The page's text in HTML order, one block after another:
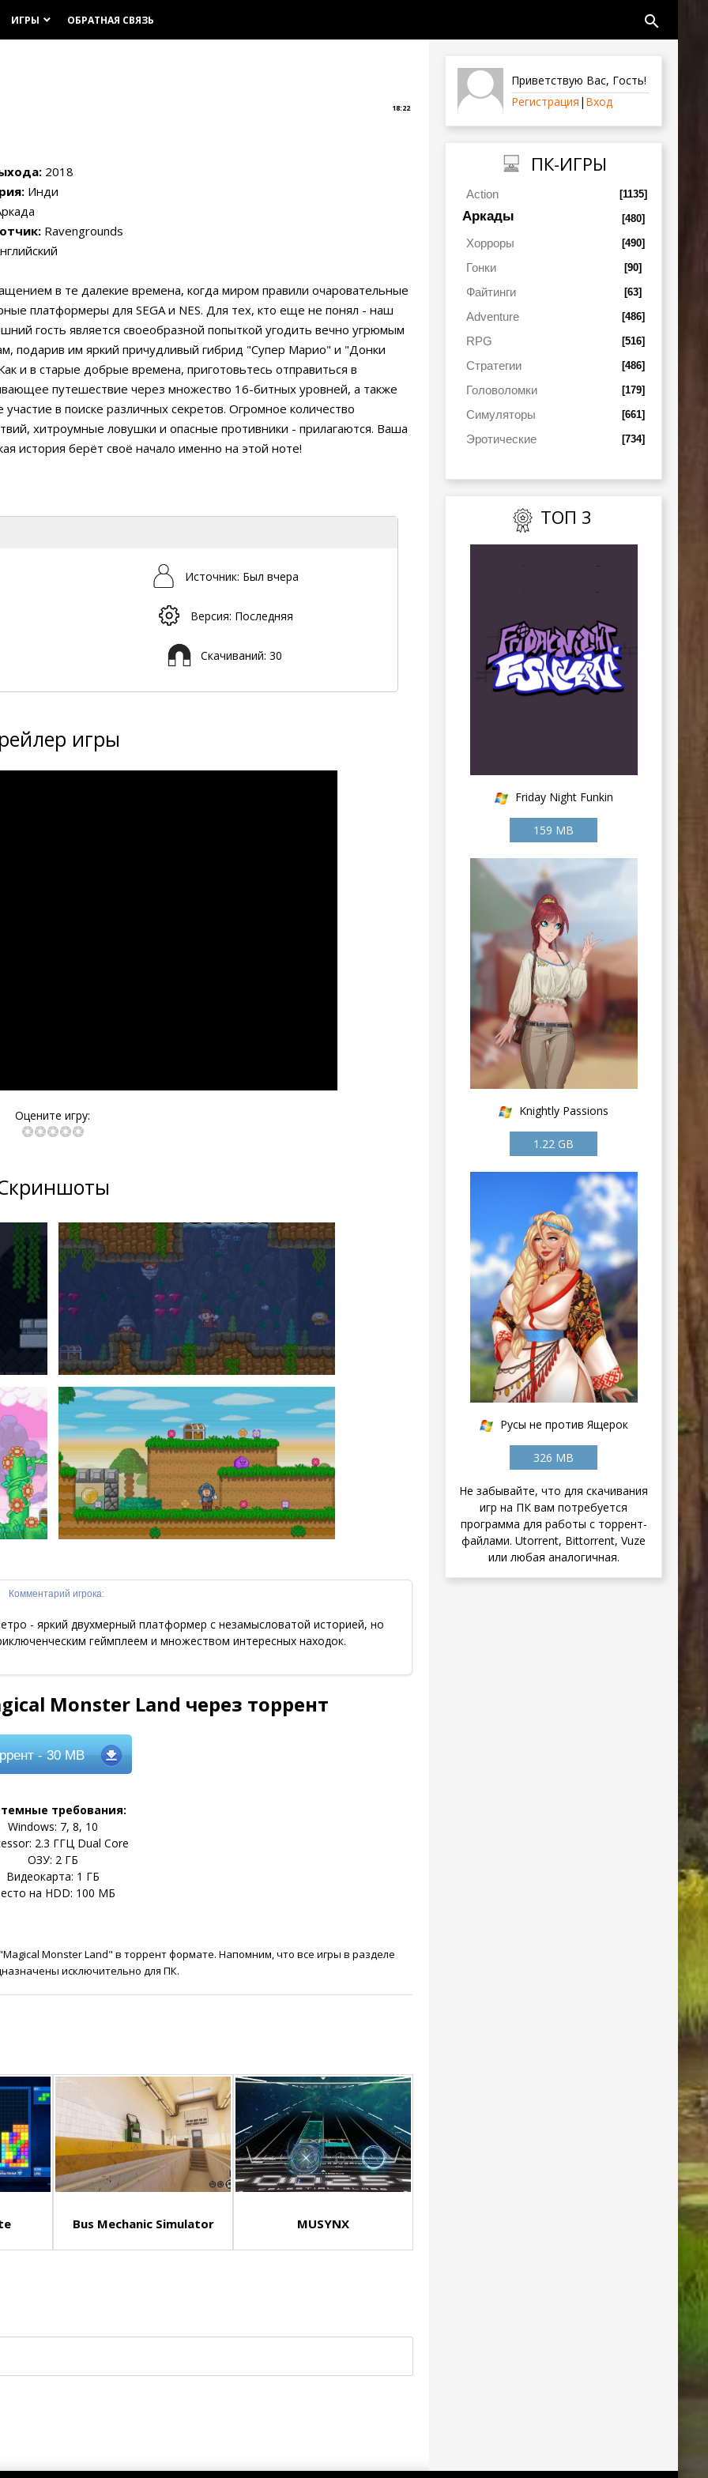
ИГРЫ keyboard_arrow_down ОБРАТНАЯ СВЯЗЬ search
18:22
2018
Инди
Ravengrounds
в те далекие времена, когда миром правили очаровательные
платформеры для SEGA и NES. Для тех, кто еще не понял - наш
гость является своеобразной попыткой угодить вечно угрюмым
подарив им яркий причудливый гибрид "Супер Марио" и "Донки
и в старые добрые времена, приготовьтесь отправиться в
путешествие через множество 16-битных уровней, а также
участие в поиске различных секретов. Огромное количество
хитроумные ловушки и опасные противники - прилагаются. Ваша
история берёт своё начало именно на этой ноте!
Источник: Был вчера
Версия: Последняя
Скачиваний: 30
игры
Оцените игру:
Комментарий игрока:
- яркий двухмерный платформер с незамысловатой историей, но
геймплеем и множеством интересных находок.
Monster Land через торрент
- 30 MB
требования:
Windows: 7, 8, 10
2.3 ГГЦ Dual Core
ОЗУ: 2 ГБ
Видеокарта: 1 ГБ
на HDD: 100 МБ
Monster Land" в торрент формате. Напомним, что все игры в разделе
исключительно для ПК.
Bus Mechanic Simulator MUSYNX
Приветствую Вас, Гость!
Регистрация | Вход
ПК-ИГРЫ
Action [1135]
Аркады [480]
Хорроры [490]
Гонки [90]
Файтинги [63]
Adventure [486]
RPG [516]
Стратегии [486]
Головоломки [179]
Симуляторы [661]
Эротические [734]
ТОП 3
Friday Night Funkin
159 MB
Knightly Passions
1.22 GB
Русы не против Ящерок
326 MB
Не забывайте, что для скачивания
игр на ПК вам потребуется
программа для работы с торрент-
файлами. Utorrent, Bittorrent, Vuze
или любая аналогичная.